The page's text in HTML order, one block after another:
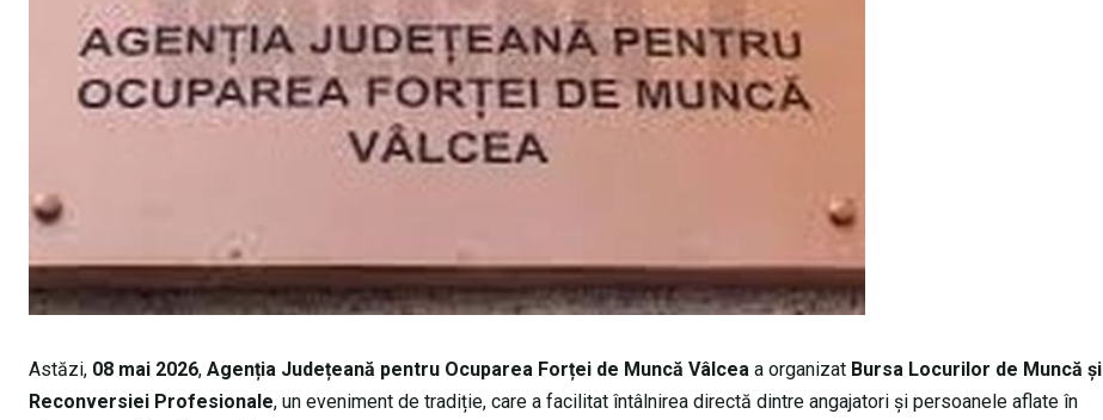
Astăzi, 08 mai 2026, Agenția Județeană pentru Ocuparea Forței de Muncă Vâlcea a organizat Bursa Locurilor de Muncă și
Reconversiei Profesionale, un eveniment de tradiție, care a facilitat întâlnirea directă dintre angajatori și persoanele aflate în